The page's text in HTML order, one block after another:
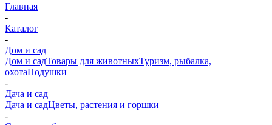
Главная
-
Каталог
-
Дом и сад
Дом и садТовары для животныхТуризм, рыбалка,
охотаПодушки
-
Дача и сад
Дача и садЦветы, растения и горшки
-